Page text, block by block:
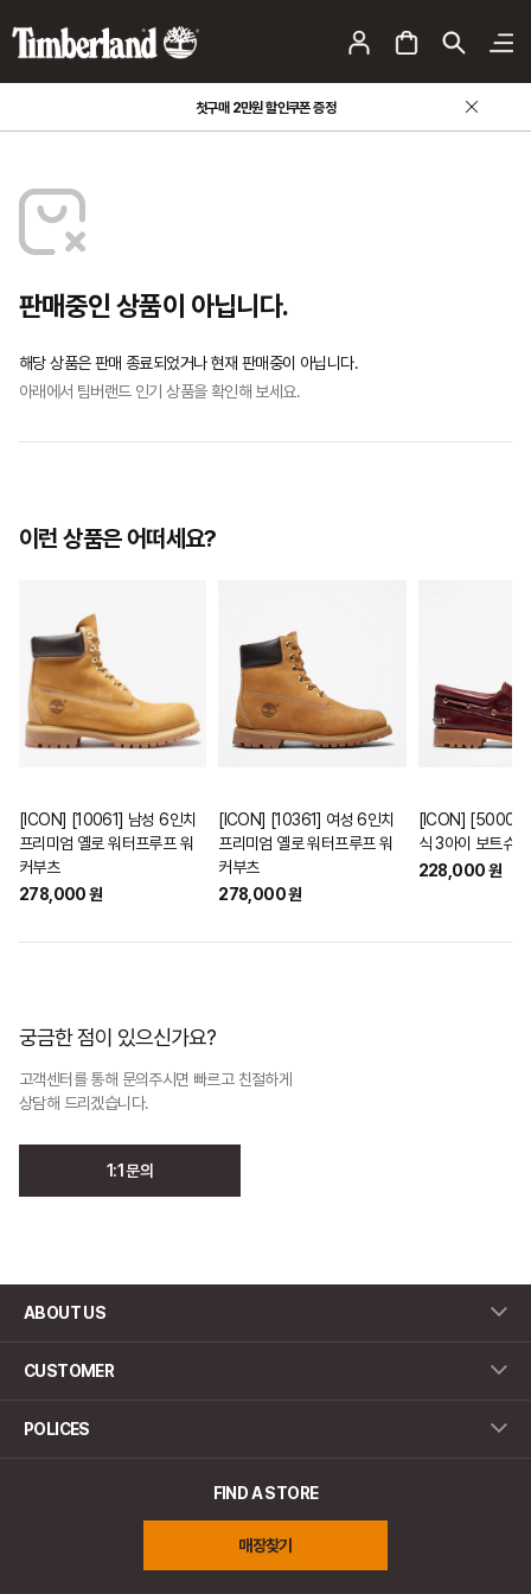
첫구매 2만원 할인쿠폰 증정
판매중인 상품이 아닙니다.
해당 상품은 판매 종료되었거나 현재 판매중이 아닙니다.
아래에서 팀버랜드 인기 상품을 확인해 보세요.
이런 상품은 어떠세요?
[ICON] [10061] 남성 6인치
프리미엄 옐로 워터프루프 워
커부츠
278,000 원
[ICON] [10361] 여성 6인치
프리미엄 옐로 워터프루프 워
커부츠
278,000 원
[ICON] [50009]
식 3아이 보트슈
228,000 원
궁금한 점이 있으신가요?
고객센터를 통해 문의주시면 빠르고 친절하게
상담해 드리겠습니다.
1:1 문의
ABOUT US
CUSTOMER
POLICES
FIND A STORE
매장찾기